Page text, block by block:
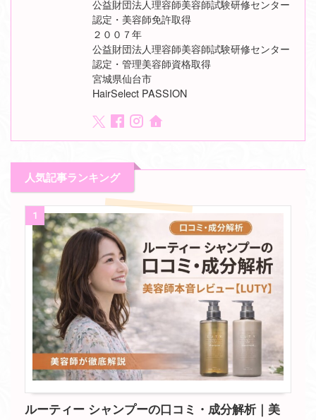
公益財団法人理容師美容師試験研修センター
認定・美容師免許取得
２００７年
公益財団法人理容師美容師試験研修センター
認定・管理美容師資格取得
宮城県仙台市
HairSelect PASSION
人気記事ランキング
1
ルーティー シャンプーの口コミ・成分解析｜美